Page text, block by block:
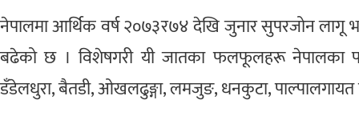
नेपालमा आर्थिक वर्ष २०७३र७४ देखि जुनार सुपरजोन लागू
बढेको छ । विशेषगरी यी जातका फलफूलहरू नेपालका
डँडेलधुरा, बैतडी, ओखलढुङ्गा, लमजुङ, धनकुटा, पाल्पालगायत